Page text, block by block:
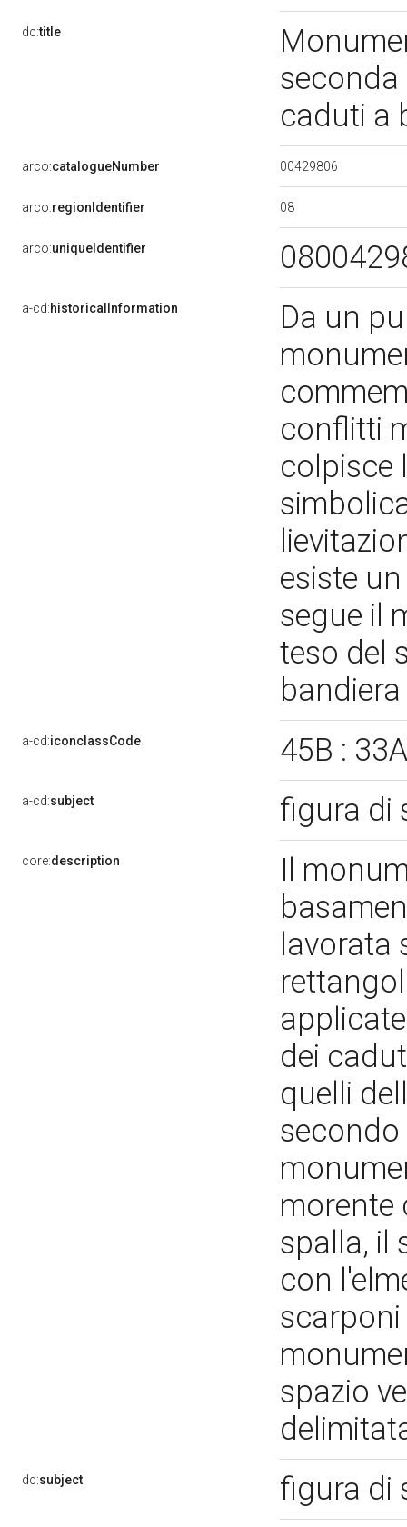
dc:title
caduti a
arco:catalogueNumber 00429806
arco:regionIdentifier 08
arco:uniqueIdentifier
a-cd:historicalInformation
Da un
conflitti
colpisce
esiste
segue il
teso del
a-cd:iconclassCode 45B :
a-cd:subject figura di
core:description
Il
lavorata
dei
quelli
secondo
morente
spalla, il
con
spazio
dc:subject figura di